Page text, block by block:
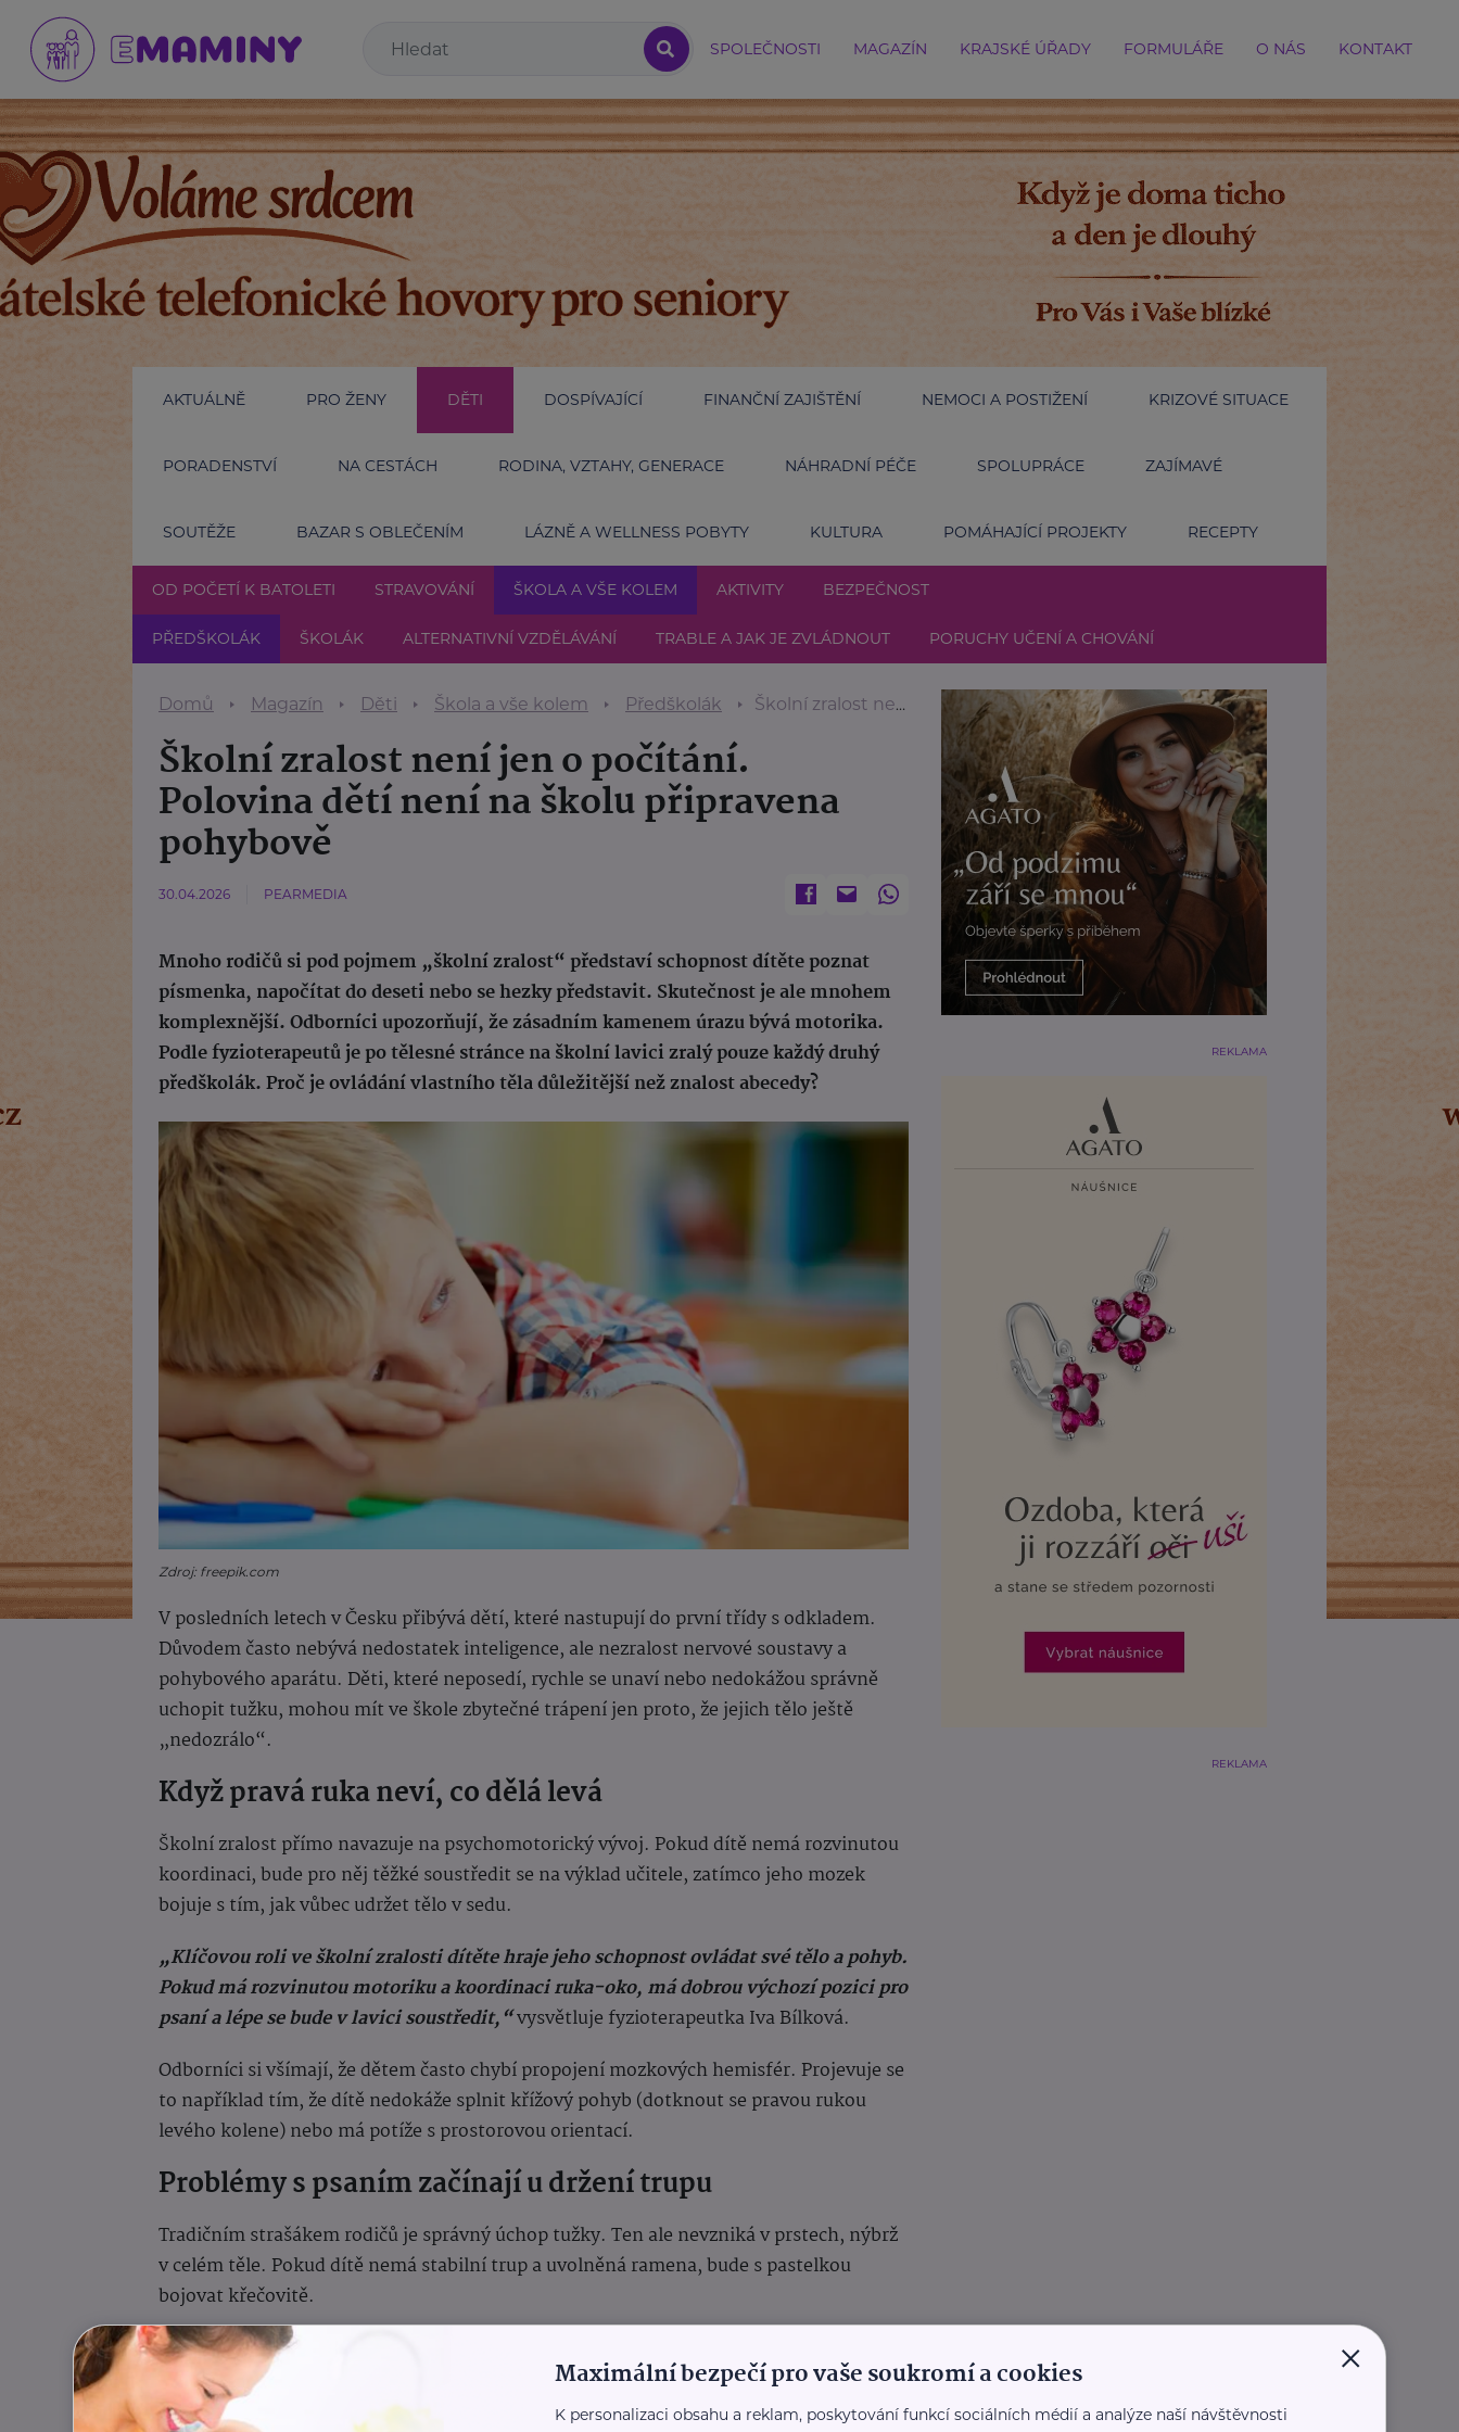
SPOLEČNOSTI MAGAZÍN KRAJSKÉ ÚŘADY FORMULÁŘE O NÁS KONTAKT
AKTUÁLNĚ PRO ŽENY DĚTI DOSPÍVAJÍCÍ FINANČNÍ ZAJIŠTĚNÍ NEMOCI A POSTIŽENÍ KRIZOVÉ SITUACE
PORADENSTVÍ NA CESTÁCH RODINA, VZTAHY, GENERACE NÁHRADNÍ PÉČE SPOLUPRÁCE ZAJÍMAVÉ
SOUTĚŽE BAZAR S OBLEČENÍM LÁZNĚ A WELLNESS POBYTY KULTURA POMÁHAJÍCÍ PROJEKTY RECEPTY
OD POČETÍ K BATOLETI STRAVOVÁNÍ ŠKOLA A VŠE KOLEM AKTIVITY BEZPEČNOST
PŘEDŠKOLÁK ŠKOLÁK ALTERNATIVNÍ VZDĚLÁVÁNÍ TRABLE A JAK JE ZVLÁDNOUT PORUCHY UČENÍ A CHOVÁNÍ
Domů Magazín Děti Škola a vše kolem Předškolák Školní zralost není jen o počítání. Polovina dětí není na školu připravena pohybově
Školní zralost není jen o počítání.
Polovina dětí není na školu připravena
pohybově
30.04.2026 PEARMEDIA
Mnoho rodičů si pod pojmem „školní zralost“ představí schopnost dítěte poznat
písmenka, napočítat do deseti nebo se hezky představit. Skutečnost je ale mnohem
komplexnější. Odborníci upozorňují, že zásadním kamenem úrazu bývá motorika.
Podle fyzioterapeutů je po tělesné stránce na školní lavici zralý pouze každý druhý
předškolák. Proč je ovládání vlastního těla důležitější než znalost abecedy?
Zdroj: freepik.com
V posledních letech v Česku přibývá dětí, které nastupují do první třídy s odkladem.
Důvodem často nebývá nedostatek inteligence, ale nezralost nervové soustavy a
pohybového aparátu. Děti, které neposedí, rychle se unaví nebo nedokážou správně
uchopit tužku, mohou mít ve škole zbytečné trápení jen proto, že jejich tělo ještě
„nedozrálo“.
Když pravá ruka neví, co dělá levá
Školní zralost přímo navazuje na psychomotorický vývoj. Pokud dítě nemá rozvinutou
koordinaci, bude pro něj těžké soustředit se na výklad učitele, zatímco jeho mozek
bojuje s tím, jak vůbec udržet tělo v sedu.
„Klíčovou roli ve školní zralosti dítěte hraje jeho schopnost ovládat své tělo a pohyb.
Pokud má rozvinutou motoriku a koordinaci ruka-oko, má dobrou výchozí pozici pro
psaní a lépe se bude v lavici soustředit,“vysvětluje fyzioterapeutka Iva Bílková.
Odborníci si všímají, že dětem často chybí propojení mozkových hemisfér. Projevuje se
to například tím, že dítě nedokáže splnit křížový pohyb (dotknout se pravou rukou
levého kolene) nebo má potíže s prostorovou orientací.
Problémy s psaním začínají u držení trupu
Tradičním strašákem rodičů je správný úchop tužky. Ten ale nevzniká v prstech, nýbrž
v celém těle. Pokud dítě nemá stabilní trup a uvolněná ramena, bude s pastelkou
bojovat křečovitě.
Varovné signály:
nebo na tužku příliš tlačí.
Proč se to děje?
Fyzioterapeuti upozorňují na vliv technologií. Mobily a tablety
REKLAMA
REKLAMA
×
Maximální bezpečí pro vaše soukromí a cookies
K personalizaci obsahu a reklam, poskytování funkcí sociálních médií a analýze naší návštěvnosti